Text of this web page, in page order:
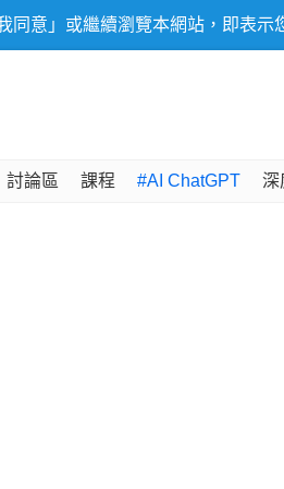
同意」或繼續瀏覽本網站，即表示
討論區 課程 #AI ChatGPT 深